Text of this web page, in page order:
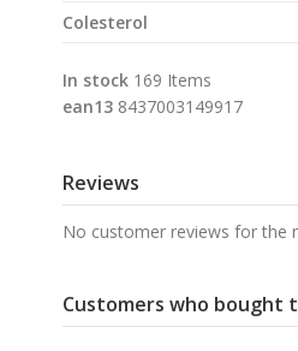
Colesterol
In stock 169 Items
ean13 8437003149917
Reviews
No customer reviews for the
Customers who bought